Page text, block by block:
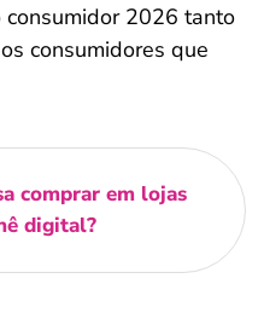
2026 tanto
consumidores que
comprar em lojas
digital?